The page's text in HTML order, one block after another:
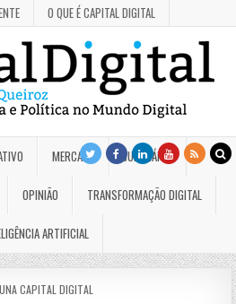
O QUE É CAPITAL DIGITAL
MERCADO JUDICIÁRIO
OPINIÃO TRANSFORMAÇÃO DIGITAL
ARTIFICIAL
CAPITAL DIGITAL